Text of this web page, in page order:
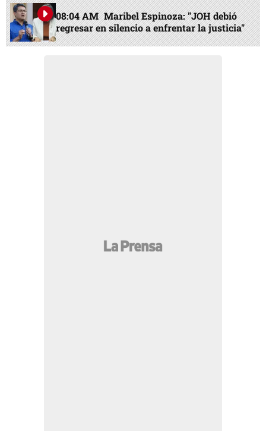
08:04 AM Maribel Espinoza: "JOH debió
regresar en silencio a enfrentar la justicia"